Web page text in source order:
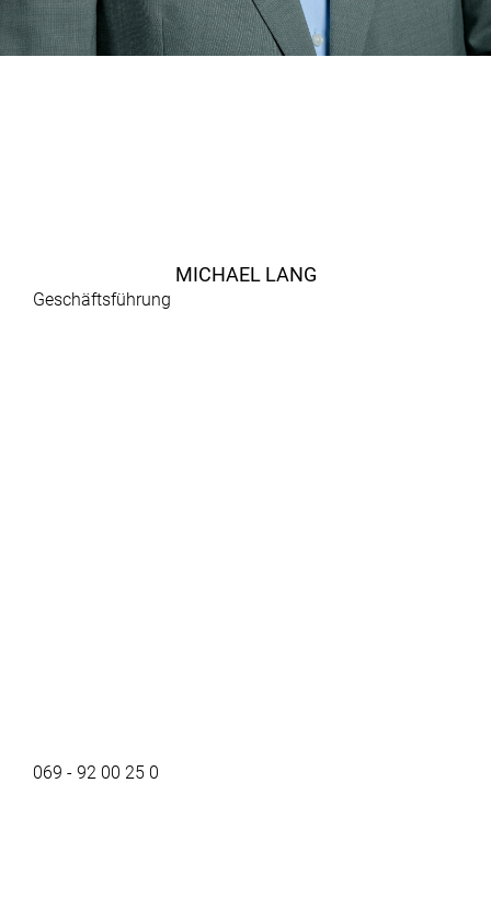
MICHAEL LANG
Geschäftsführung
069 - 92 00 25 0